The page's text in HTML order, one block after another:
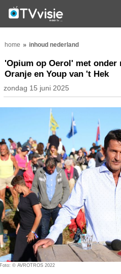
home inhoud nederland
'Opium op Oerol' met onder
Oranje en Youp van 't Hek
zondag 15 juni 2025
Foto: © AVROTROS 2022